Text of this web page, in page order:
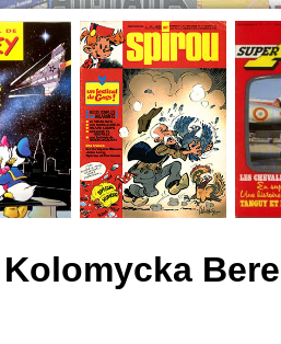
Kolomycka